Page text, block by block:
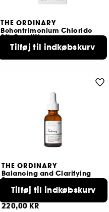
THE ORDINARY
Behentrimonium Chloride
2% Conditioner
85,00 KR
Tilføj til indkøbskurv
THE ORDINARY
Balancing and Clarifying
Serum
220,00 KR
Tilføj til indkøbskurv